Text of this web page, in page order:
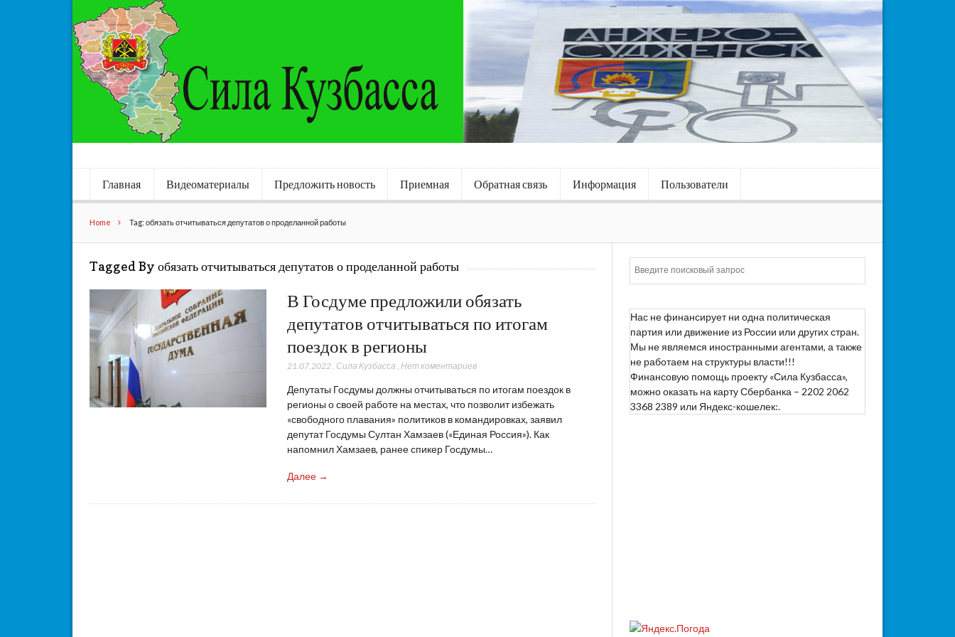
Главная Видеоматериалы Предложить новость Приемная Обратная связь Информация Пользователи
Home Tag: обязать отчитываться депутатов о проделанной работы
Tagged By обязать отчитываться депутатов о проделанной работы
В Госдуме предложили обязать
депутатов отчитываться по итогам
поездок в регионы
21.07.2022, Сила Кузбасса Нет коментариев
Депутаты Госдумы должны отчитываться по итогам поездок в
регионы о своей работе на местах, что позволит избежать
«свободного плавания» политиков в командировках, заявил
депутат Госдумы Султан Хамзаев («Единая Россия»). Как
напомнил Хамзаев, ранее спикер Госдумы…
Далее →
Нас не финансирует ни одна политическая
партия или движение из России или других стран.
Мы не являемся иностранными агентами, а также
не работаем на структуры власти!!!
Финансовую помощь проекту «Сила Кузбасса»,
можно оказать на карту Сбербанка – 2202 2062
3368 2389 или Яндекс-кошелек:.